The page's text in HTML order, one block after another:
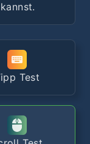
Test